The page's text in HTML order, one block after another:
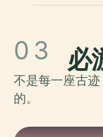
03 必
不是每一座古
的。